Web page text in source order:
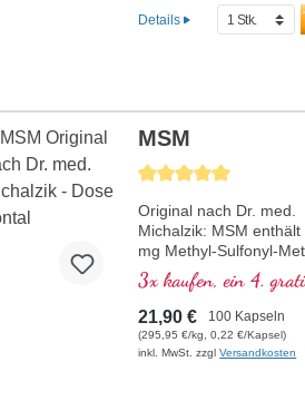
Details
Durchschnittliche
MSM
Original nach Dr. med.
Michalzik: MSM enthält
mg Methyl-Sulfonyl-
pro Tagesdosis (2
MSM ist eine biologisch
Schwefelverbindung,
stark von elementarem
Schwefel unterscheidet.
3x kaufen, ein 4.
21,90 € 100 Kapseln
(295,95 €/kg, 0,22 €/Kapsel)
inkl. MwSt. zzglVersandkosten